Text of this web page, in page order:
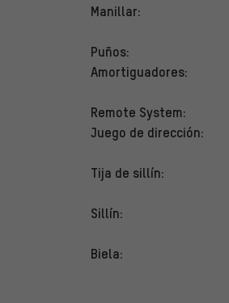
Manillar:
Puños:
Amortiguadores:
Remote System:
Juego de dirección:
Tija de sillín:
Sillín:
Biela: